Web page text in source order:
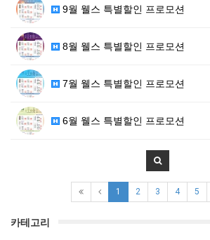
9월 웰스 특별할인 프로모션
8월 웰스 특별할인 프로모션
7월 웰스 특별할인 프로모션
6월 웰스 특별할인 프로모션
1 2 3 4 5
카테고리